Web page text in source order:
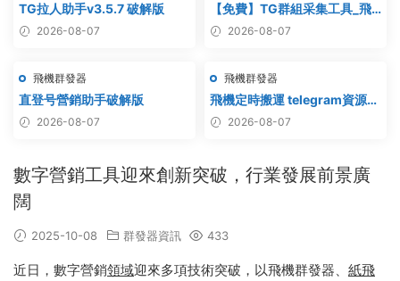
TG拉人助手v3.5.7 破解版
2026-08-07
【免費】TG群組采集工具_飛
機群組采集軟件_電報群組采集
2026-08-07
飛機群發器
直登号營銷助手破解版
2026-08-07
飛機群發器
飛機定時搬運 telegram資源搬
運 TG頻道搬運 電報頻道克隆
2026-08-07
數字營銷工具迎來創新突破，行業發展前景廣
闊
2025-10-08 群發器資訊 433
近日，數字營銷領域迎來多項技術突破，以飛機群發器、 紙飛